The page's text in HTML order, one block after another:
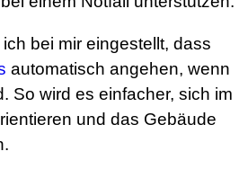
bei mir eingestellt, dass
automatisch angehen, wenn
So wird es einfacher, sich im
und das Gebäude